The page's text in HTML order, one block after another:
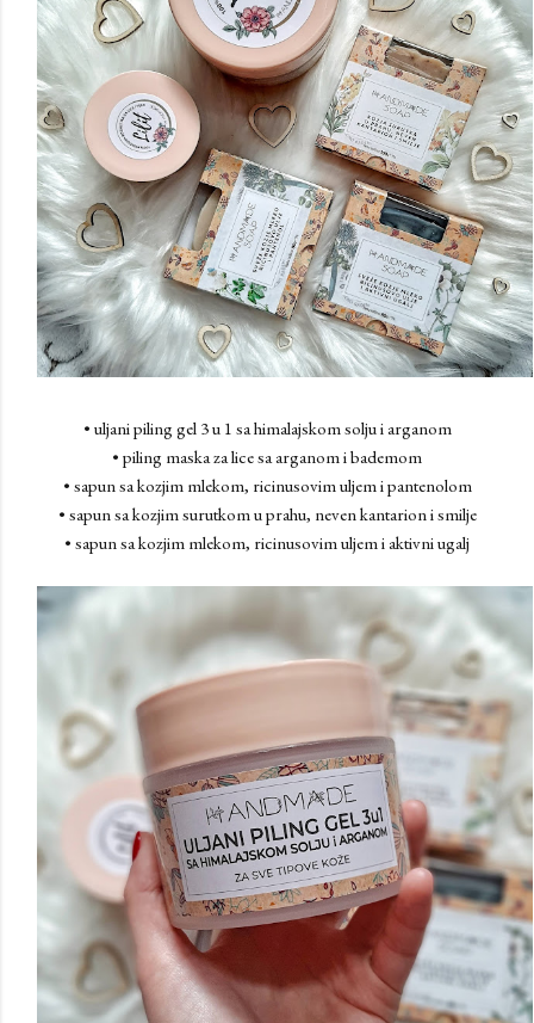
• uljani piling gel 3 u 1 sa himalajskom solju i arganom
• piling maska za lice sa arganom i bademom
• sapun sa kozjim mlekom, ricinusovim uljem i pantenolom
• sapun sa kozjim surutkom u prahu, neven kantarion i smilje
• sapun sa kozjim mlekom, ricinusovim uljem i aktivni ugalj